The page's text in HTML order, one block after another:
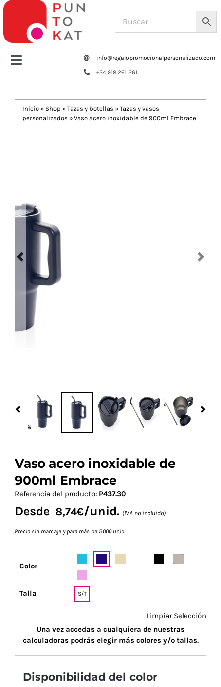
Saltar
contenido
Toggle
Tazas y botellas
Escritura
Navidad 🎄 Invierno
Tecnología
Más Regalos
info@regalopromocionalpersonalizado.com
+34 918 261 261
Inicio » Shop » Tazas y botellas » Tazas y vasos
personalizados » Vaso acero inoxidable de 900ml Embrace
Previous
Vaso acero inoxidable de
900ml Embrace
Referencia del producto: P437.30
Desde 8,74€/unid. (IVA no incluido)
Precio sin marcaje y para más de 5.000 unid.
Color
Talla S/T
Limpiar Selección
Una vez accedas a cualquiera de nuestras
calculadoras podrás elegir más colores y/o tallas.
Disponibilidad del color